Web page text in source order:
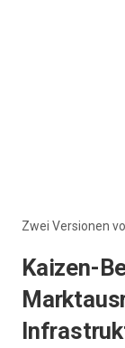
Zwei Versionen
Kaizen-